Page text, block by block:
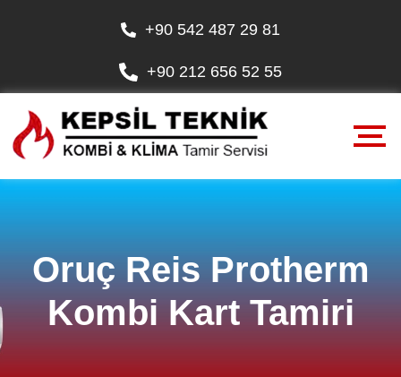
+90 542 487 29 81
+90 212 656 52 55
Oruç Reis Protherm
Kombi Kart Tamiri